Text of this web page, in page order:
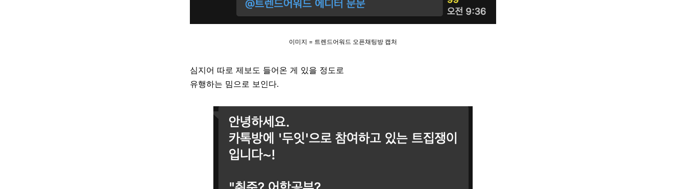
이미지 = 트렌드어워드 오픈채팅방 캡처
심지어 따로 제보도 들어온 게 있을 정도로
유행하는 밈으로 보인다.